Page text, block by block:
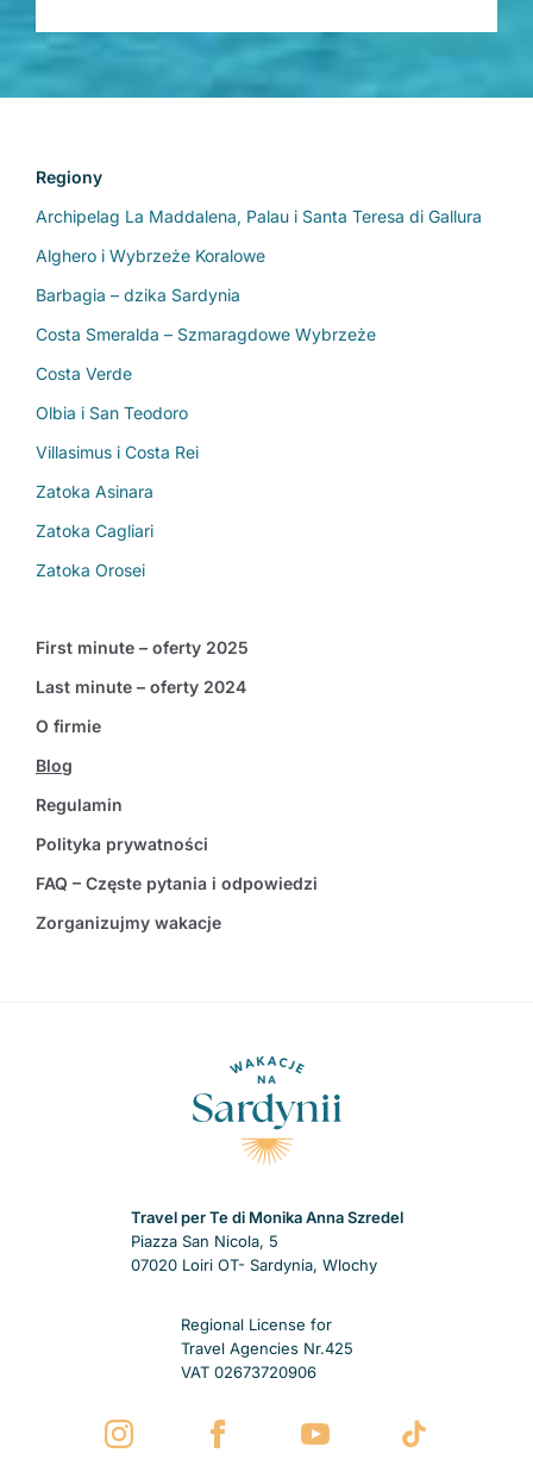
Regiony
Archipelag La Maddalena, Palau i Santa Teresa di Gallura
Alghero i Wybrzeże Koralowe
Barbagia – dzika Sardynia
Costa Smeralda – Szmaragdowe Wybrzeże
Costa Verde
Olbia i San Teodoro
Villasimus i Costa Rei
Zatoka Asinara
Zatoka Cagliari
Zatoka Orosei
First minute – oferty 2025
Last minute – oferty 2024
O firmie
Blog
Regulamin
Polityka prywatności
FAQ – Częste pytania i odpowiedzi
Zorganizujmy wakacje
Travel per Te di Monika Anna Szredel
Piazza San Nicola, 5
07020 Loiri OT- Sardynia, Wlochy
Regional License for
Travel Agencies Nr.425
VAT 02673720906